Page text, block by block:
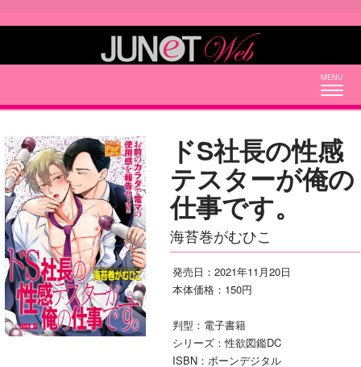
ドS社長の性感
テスターが俺の
仕事です。
海苔巻がむひこ
発売日：2021年11月20日
本体価格：150円
判型：電子書籍
シリーズ：性欲図鑑DC
ISBN：ボーンデジタル